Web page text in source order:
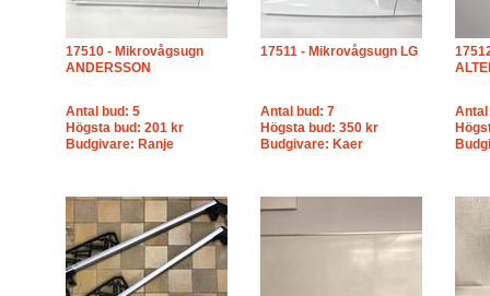
17510 - Mikrovågsugn
ANDERSSON
Antal bud: 5
Högsta bud: 201 kr
Budgivare: Ranje
17511 - Mikrovågsugn LG
Antal bud: 7
Högsta bud: 350 kr
Budgivare: Kaer
Antal